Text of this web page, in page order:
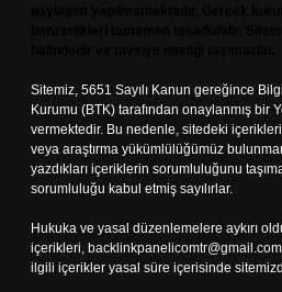
Sitemiz, 5651 Sayılı Kanun gereğince
Kurumu (BTK) tarafından onaylanmış bir
vermektedir. Bu nedenle, sitedeki
veya araştırma yükümlülüğümüz
yazdıkları içeriklerin sorumluluğunu
sorumluluğu kabul etmiş sayılırlar.
Hukuka ve yasal düzenlemelere aykırı
içerikleri, backlinkpanelicomtr@gmail.com
ilgili içerikler yasal süre içerisinde